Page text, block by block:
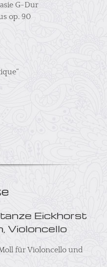
G-Dur
op. 90
Eickhorst
Violoncello
für Violoncello und